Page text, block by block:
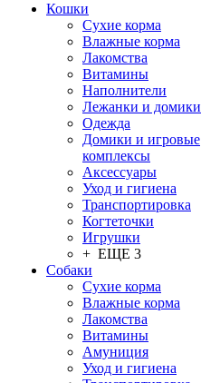
Кошки
Сухие корма
Влажные корма
Лакомства
Витамины
Наполнители
Лежанки и домики
Одежда
Домики и игровые
комплексы
Аксессуары
Уход и гигиена
Транспортировка
Когтеточки
Игрушки
+ ЕЩЕ 3
Собаки
Сухие корма
Влажные корма
Лакомства
Витамины
Амуниция
Уход и гигиена